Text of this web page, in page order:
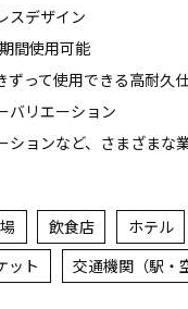
スデザイン
間使用可能
ずって使用できる高耐久
バリエーション
ョンなど、さまざまな
飲食店 ホテル
ット 交通機関（駅・